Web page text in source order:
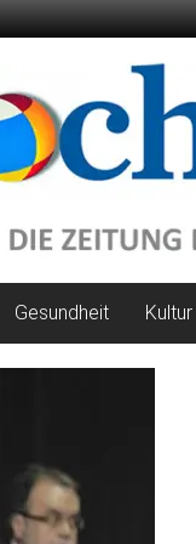
Gesundheit Kultur